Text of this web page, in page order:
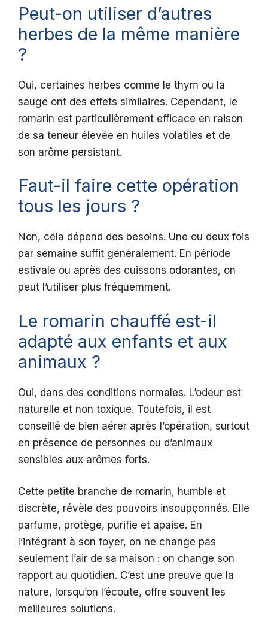
Peut-on utiliser d’autres
herbes de la même manière
?
Oui, certaines herbes comme le thym ou la
sauge ont des effets similaires. Cependant, le
romarin est particulièrement efficace en raison
de sa teneur élevée en huiles volatiles et de
son arôme persistant.
Faut-il faire cette opération
tous les jours ?
Non, cela dépend des besoins. Une ou deux fois
par semaine suffit généralement. En période
estivale ou après des cuissons odorantes, on
peut l’utiliser plus fréquemment.
Le romarin chauffé est-il
adapté aux enfants et aux
animaux ?
Oui, dans des conditions normales. L’odeur est
naturelle et non toxique. Toutefois, il est
conseillé de bien aérer après l’opération, surtout
en présence de personnes ou d’animaux
sensibles aux arômes forts.
Cette petite branche de romarin, humble et
discrète, révèle des pouvoirs insoupçonnés. Elle
parfume, protège, purifie et apaise. En
l’intégrant à son foyer, on ne change pas
seulement l’air de sa maison : on change son
rapport au quotidien. C’est une preuve que la
nature, lorsqu’on l’écoute, offre souvent les
meilleures solutions.